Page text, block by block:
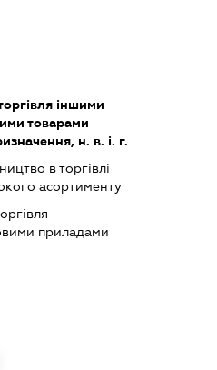
іншими
товарами
н. в. і. г.
в торгівлі
асортименту
приладами